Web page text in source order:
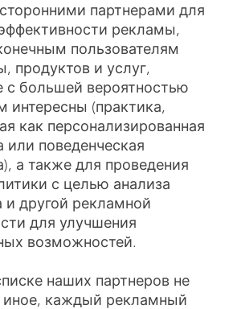
партнерами для
рекламы,
пользователям
продуктов и услуг,
с большей вероятностью
интересны (практика,
как персонализированная
или поведенческая
а также для проведения
с целью анализа
и другой рекламной
для улучшения
возможностей.
наших партнеров не
иное, каждый рекламный